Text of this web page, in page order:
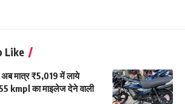
Like
अब मात्र ₹5,019 में लाये
kmpl का माइलेज देने वाली